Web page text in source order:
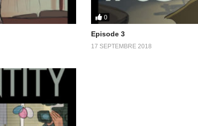
0
Episode 3
17 SEPTEMBRE 2018